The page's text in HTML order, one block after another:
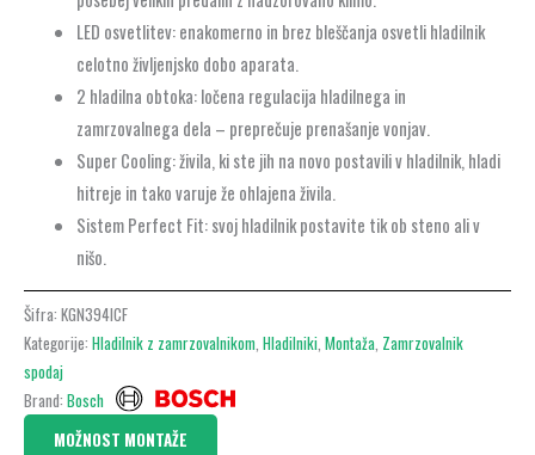
LED osvetlitev: enakomerno in brez bleščanja osvetli hladilnik
celotno življenjsko dobo aparata.
2 hladilna obtoka: ločena regulacija hladilnega in
zamrzovalnega dela – preprečuje prenašanje vonjav.
Super Cooling: živila, ki ste jih na novo postavili v hladilnik, hladi
hitreje in tako varuje že ohlajena živila.
Sistem Perfect Fit: svoj hladilnik postavite tik ob steno ali v
nišo.
Šifra: KGN394ICF
Kategorije: Hladilnik z zamrzovalnikom Hladilniki Montaža Zamrzovalnik
spodaj
Brand: Bosch
MOŽNOST MONTAŽE